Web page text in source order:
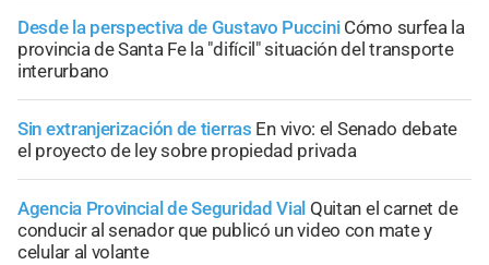
Desde la perspectiva de Gustavo Puccini Cómo surfea la
provincia de Santa Fe la "difícil" situación del transporte
interurbano
Sin extranjerización de tierras En vivo: el Senado debate
el proyecto de ley sobre propiedad privada
Agencia Provincial de Seguridad Vial Quitan el carnet de
conducir al senador que publicó un video con mate y
celular al volante